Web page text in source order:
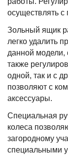
осуществлять
Зольный ящик
легко удалить
данной модели,
также
одной, так и с
позволяют с
аксессуары.
Специальная
колеса
загородному
специальными